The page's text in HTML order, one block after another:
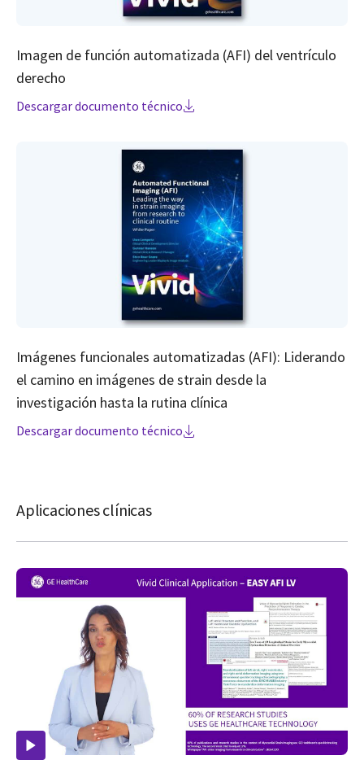
Imagen de función automatizada (AFI) del ventrículo
derecho
Descargar documento técnico
Imágenes funcionales automatizadas (AFI): Liderando
el camino en imágenes de strain desde la
investigación hasta la rutina clínica
Descargar documento técnico
Aplicaciones clínicas